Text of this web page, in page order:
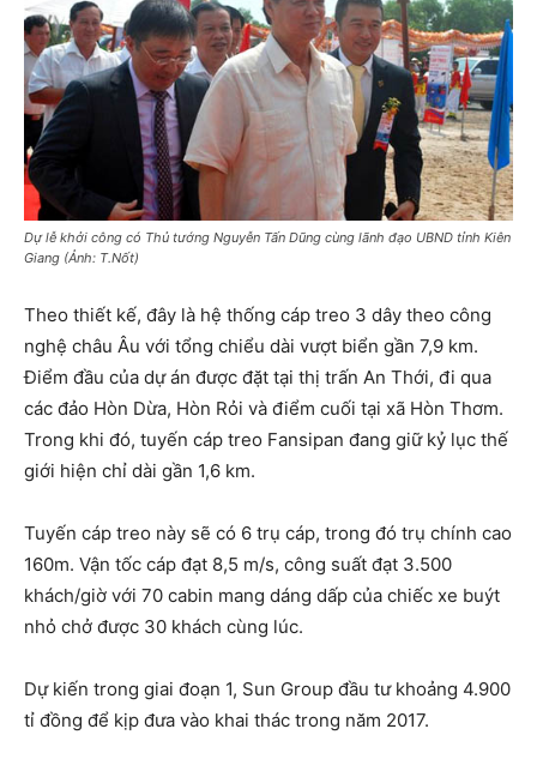
Dự lễ khởi công có Thủ tướng Nguyễn Tấn Dũng cùng lãnh đạo UBND tỉnh Kiên
Giang (Ảnh: T.Nốt)
Theo thiết kế, đây là hệ thống cáp treo 3 dây theo công
nghệ châu Âu với tổng chiểu dài vượt biển gần 7,9 km.
Điểm đầu của dự án được đặt tại thị trấn An Thới, đi qua
các đảo Hòn Dừa, Hòn Rỏi và điểm cuối tại xã Hòn Thơm.
Trong khi đó, tuyến cáp treo Fansipan đang giữ kỷ lục thế
giới hiện chỉ dài gần 1,6 km.
Tuyến cáp treo này sẽ có 6 trụ cáp, trong đó trụ chính cao
160m. Vận tốc cáp đạt 8,5 m/s, công suất đạt 3.500
khách/giờ với 70 cabin mang dáng dấp của chiếc xe buýt
nhỏ chở được 30 khách cùng lúc.
Dự kiến trong giai đoạn 1, Sun Group đầu tư khoảng 4.900
tỉ đồng để kịp đưa vào khai thác trong năm 2017.